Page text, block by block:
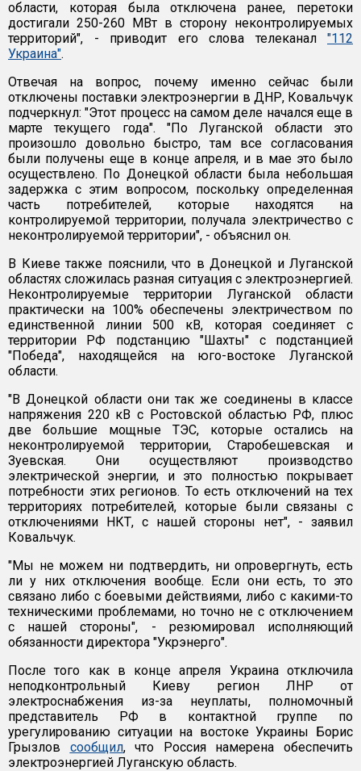
области, которая была отключена ранее, перетоки
достигали 250-260 МВт в сторону неконтролируемых
территорий", - приводит его слова телеканал "112
Украина".
Отвечая на вопрос, почему именно сейчас были
отключены поставки электроэнергии в ДНР, Ковальчук
подчеркнул: "Этот процесс на самом деле начался еще в
марте текущего года". "По Луганской области это
произошло довольно быстро, там все согласования
были получены еще в конце апреля, и в мае это было
осуществлено. По Донецкой области была небольшая
задержка с этим вопросом, поскольку определенная
часть потребителей, которые находятся на
контролируемой территории, получала электричество с
неконтролируемой территории", - объяснил он.
В Киеве также пояснили, что в Донецкой и Луганской
областях сложилась разная ситуация с электроэнергией.
Неконтролируемые территории Луганской области
практически на 100% обеспечены электричеством по
единственной линии 500 кВ, которая соединяет с
территории РФ подстанцию "Шахты" с подстанцией
"Победа", находящейся на юго-востоке Луганской
области.
"В Донецкой области они так же соединены в классе
напряжения 220 кВ с Ростовской областью РФ, плюс
две большие мощные ТЭС, которые остались на
неконтролируемой территории, Старобешевская и
Зуевская. Они осуществляют производство
электрической энергии, и это полностью покрывает
потребности этих регионов. То есть отключений на тех
территориях потребителей, которые были связаны с
отключениями НКТ, с нашей стороны нет", - заявил
Ковальчук.
"Мы не можем ни подтвердить, ни опровергнуть, есть
ли у них отключения вообще. Если они есть, то это
связано либо с боевыми действиями, либо с какими-то
техническими проблемами, но точно не с отключением
с нашей стороны", - резюмировал исполняющий
обязанности директора "Укрэнерго".
После того как в конце апреля Украина отключила
неподконтрольный Киеву регион ЛНР от
электроснабжения из-за неуплаты, полномочный
представитель РФ в контактной группе по
урегулированию ситуации на востоке Украины Борис
Грызлов сообщил, что Россия намерена обеспечить
электроэнергией Луганскую область.